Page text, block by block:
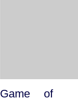
Game of